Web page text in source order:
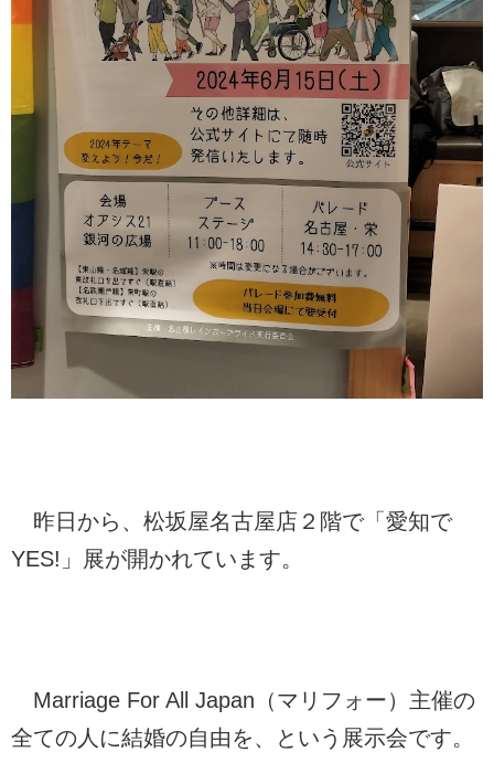
昨日から、松坂屋名古屋店２階で「愛知で
YES!」展が開かれています。
Marriage For All Japan（マリフォー）主催の
全ての人に結婚の自由を、という展示会です。